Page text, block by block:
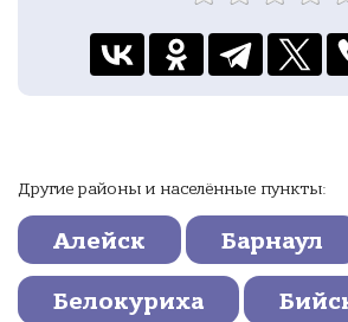
Другие районы и населённые пункты:
Алейск Барнаул
Белокуриха